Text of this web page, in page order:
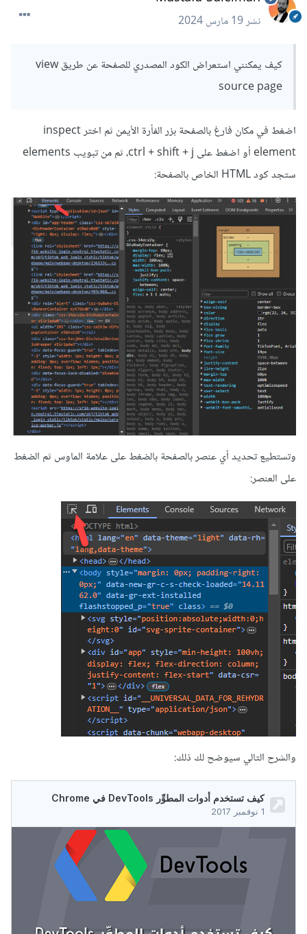
نشر19 مارس 2024
كيف يمكنني استعراض الكود المصدري للصفحة عن طريق view
source page
اضغط في مكان فارغ بالصفحة بزر الفأرة الأيمن ثم اختر inspect
element أو اضغط على ctrl + shift + j، ثم من تبويب elements
ستجد كود HTML الخاص بالصفحة:
وتستطيع تحديد أي عنصر بالصفحة بالضغط على علامة الماوس ثم الضغط
على العنصر:
والشرح التالي سيوضح لك ذلك: